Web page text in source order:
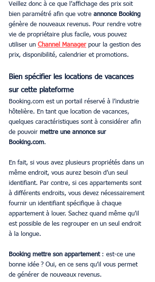
Veillez donc à ce que l’affichage des prix soit
bien paramétré afin que votre annonce Booking
génère de nouveaux revenus. Pour rendre votre
vie de propriétaire plus facile, vous pouvez
utiliser un Channel Manager pour la gestion des
prix, disponibilité, calendrier et promotions.
Bien spécifier les locations de vacances
sur cette plateforme
Booking.com est un portail réservé à l’industrie
hôtelière. En tant que location de vacances,
quelques caractéristiques sont à considérer afin
de pouvoir mettre une annonce sur
Booking.com.
En fait, si vous avez plusieurs propriétés dans un
même endroit, vous aurez besoin d’un seul
identifiant. Par contre, si ces appartements sont
à différents endroits, vous devez nécessairement
fournir un identifiant spécifique à chaque
appartement à louer. Sachez quand même qu’il
est possible de les regrouper en un seul endroit
à la longue.
Booking mettre son appartement : est-ce une
bonne idée ? Oui, en ce sens qu’il vous permet
de générer de nouveaux revenus.